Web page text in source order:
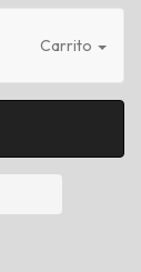
Carrito